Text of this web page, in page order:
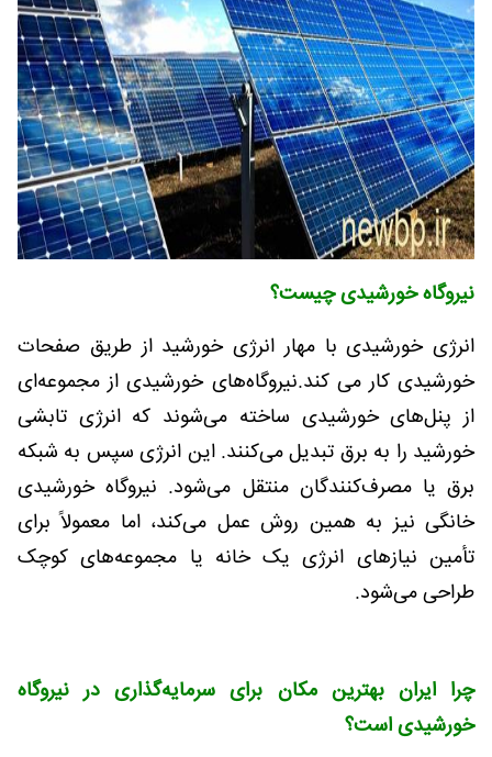
نیروگاه خورشیدی چیست؟
انرژی خورشیدی با مهار انرژی خورشید از طریق صفحات
خورشیدی کار می کند.نیروگاه‌های خورشیدی از مجموعه‌ای
از پنل‌های خورشیدی ساخته می‌شوند که انرژی تابشی
خورشید را به برق تبدیل می‌کنند. این انرژی سپس به شبکه
برق یا مصرف‌کنندگان منتقل می‌شود. نیروگاه خورشیدی
خانگی نیز به همین روش عمل می‌کند، اما معمولاً برای
تأمین نیازهای انرژی یک خانه یا مجموعه‌های کوچک
طراحی می‌شود.
چرا ایران بهترین مکان برای سرمایه‌گذاری در نیروگاه
خورشیدی است؟